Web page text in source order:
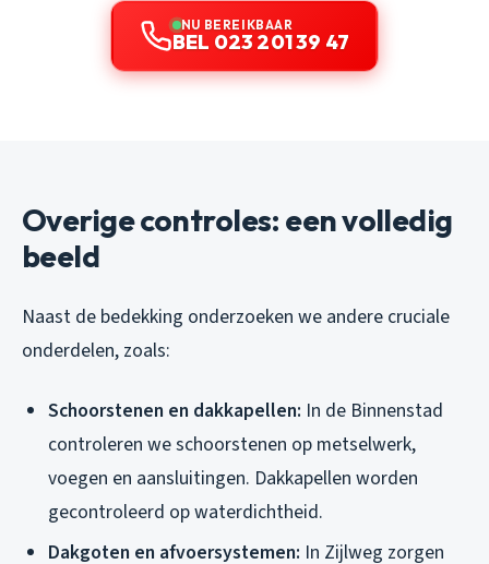
NU BEREIKBAAR
BEL 023 201 39 47
Overige controles: een volledig
beeld
Naast de bedekking onderzoeken we andere cruciale
onderdelen, zoals:
Schoorstenen en dakkapellen: In de Binnenstad
controleren we schoorstenen op metselwerk,
voegen en aansluitingen. Dakkapellen worden
gecontroleerd op waterdichtheid.
Dakgoten en afvoersystemen: In Zijlweg zorgen